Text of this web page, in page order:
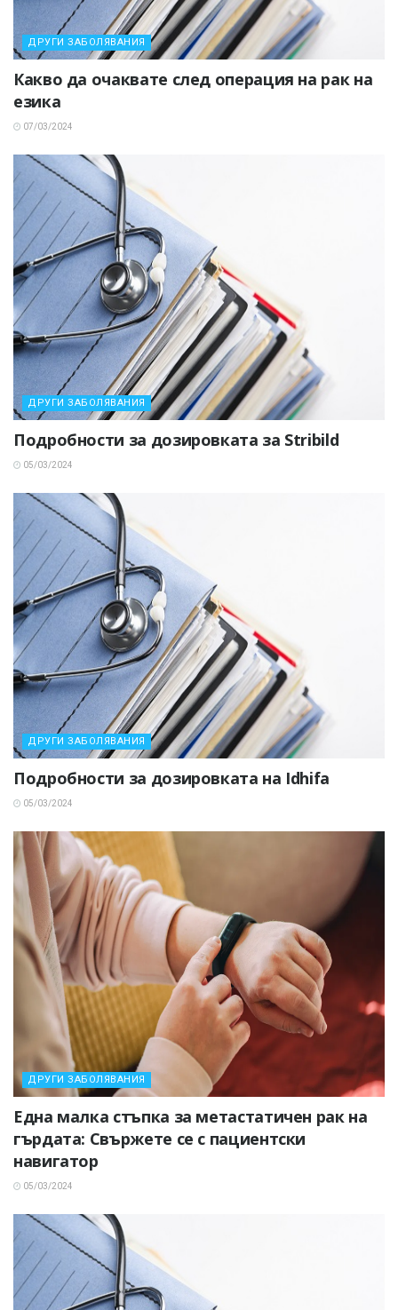
ДРУГИ ЗАБОЛЯВАНИЯ
Какво да очаквате след операция на рак на
езика
07/03/2024
ДРУГИ ЗАБОЛЯВАНИЯ
Подробности за дозировката за Stribild
05/03/2024
ДРУГИ ЗАБОЛЯВАНИЯ
Подробности за дозировката на Idhifa
05/03/2024
ДРУГИ ЗАБОЛЯВАНИЯ
Една малка стъпка за метастатичен рак на
гърдата: Свържете се с пациентски
навигатор
05/03/2024